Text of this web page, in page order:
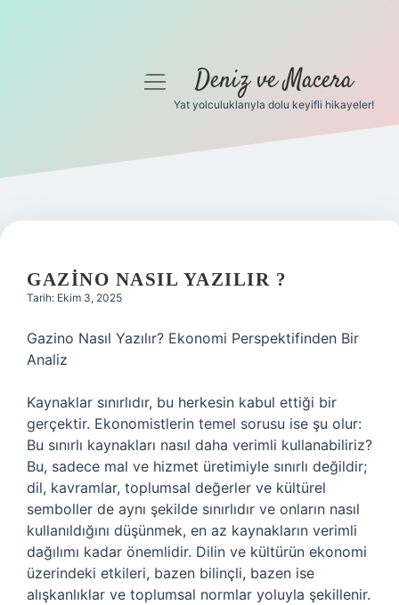
Gizlilik Politikası
Yasal Uyarı
menüyüDeniz ve Macera
Yat yolculuklarıyla dolu keyifli hikayeler!
GAZINO NASIL YAZILIR ?
Tarih: Ekim 3, 2025
Gazino Nasıl Yazılır? Ekonomi Perspektifinden Bir
Analiz
Kaynaklar sınırlıdır, bu herkesin kabul ettiği bir
gerçektir. Ekonomistlerin temel sorusu ise şu olur:
Bu sınırlı kaynakları nasıl daha verimli kullanabiliriz?
Bu, sadece mal ve hizmet üretimiyle sınırlı değildir;
dil, kavramlar, toplumsal değerler ve kültürel
semboller de aynı şekilde sınırlıdır ve onların nasıl
kullanıldığını düşünmek, en az kaynakların verimli
dağılımı kadar önemlidir. Dilin ve kültürün ekonomi
üzerindeki etkileri, bazen bilinçli, bazen ise
alışkanlıklar ve toplumsal normlar yoluyla şekillenir.